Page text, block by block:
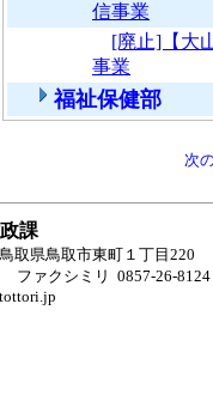
信事業
[廃止]【大
事業
福祉保健部
次
課
取県鳥取市東町１丁目220
ファクシミリ 0857-26-8124